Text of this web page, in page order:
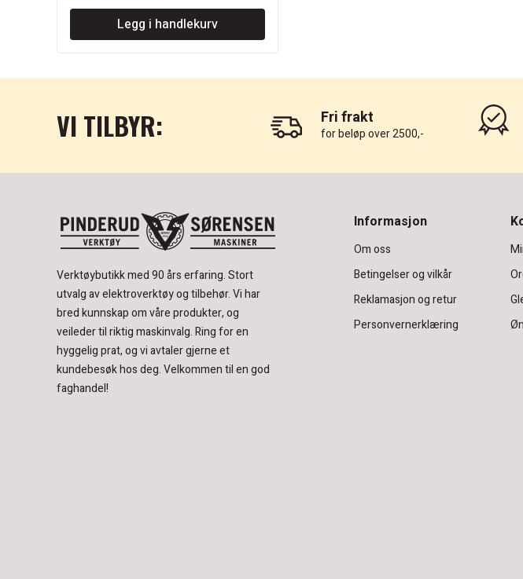
Legg i handlekurv
VI TILBYR: Fri frakt
for beløp over 2500,-
Verktøybutikk med 90 års erfaring.Stort
utvalg av elektroverktøy og tilbehør.Vi har
bred kunnskap om våre produkter, og
veileder til riktig maskinvalg. Ring for en
hyggelig prat, og vi avtaler gjerne et
kundebesøk hos deg.Velkommen til en god
faghandel!
Informasjon
Om oss
Betingelser og vilkår
Reklamasjon og retur
Personvernerklæring